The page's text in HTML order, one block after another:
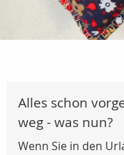
Alles schon
weg - was nun?
Wenn Sie in den